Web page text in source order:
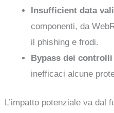
Insufficient data
componenti, da
il phishing e frodi.
Bypass dei
inefficaci alcune
L’impatto potenziale va dal